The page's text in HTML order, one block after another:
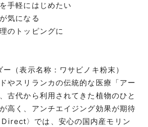
手軽にはじめたい
気になる
のトッピングに
（表示名称：ワサビノキ粉末）
やスリランカの伝統的な医療「アー
古代から利用されてきた植物のひと
高く、アンチエイジング効果が期待
〉では、安心の国内産モリン